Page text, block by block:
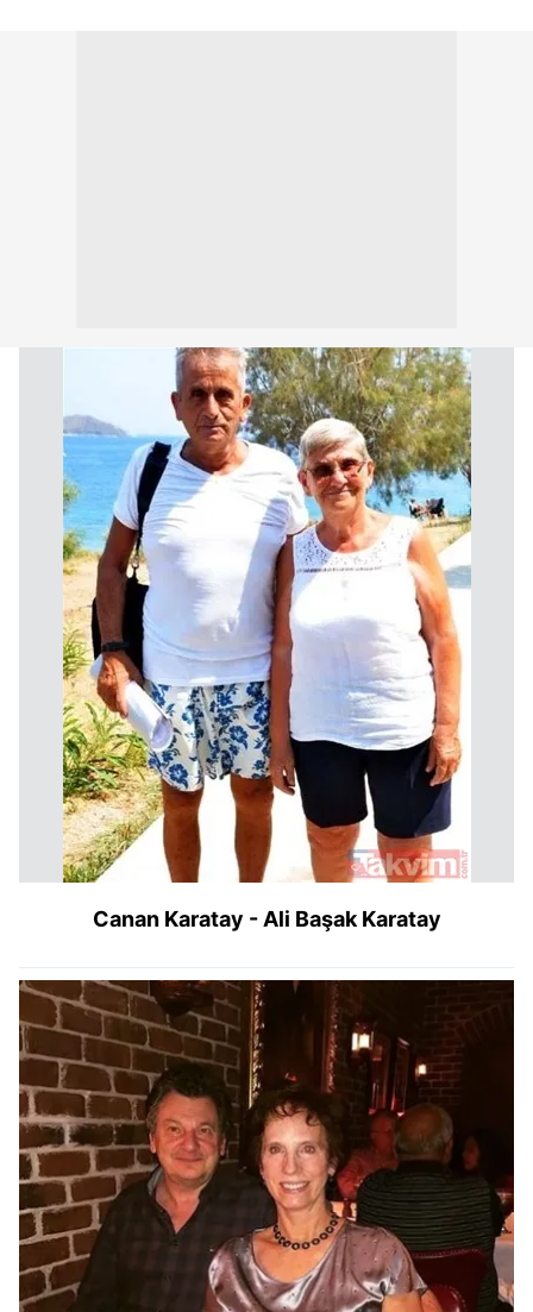
Canan Karatay - Ali Başak Karatay